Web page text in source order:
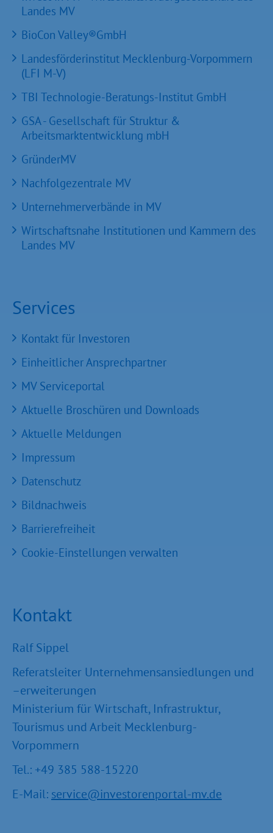
Landes MV
BioCon Valley®GmbH
Landesförderinstitut Mecklenburg-Vorpommern
(LFI M-V)
TBI Technologie-Beratungs-Institut GmbH
GSA - Gesellschaft für Struktur &
Arbeitsmarktentwicklung mbH
GründerMV
Nachfolgezentrale MV
Unternehmerverbände in MV
Wirtschaftsnahe Institutionen und Kammern des
Landes MV
Services
Kontakt für Investoren
Einheitlicher Ansprechpartner
MV Serviceportal
Aktuelle Broschüren und Downloads
Aktuelle Meldungen
Impressum
Datenschutz
Bildnachweis
Barrierefreiheit
Cookie-Einstellungen verwalten
Kontakt
Ralf Sippel
Referatsleiter Unternehmensansiedlungen und
–erweiterungen
Ministerium für Wirtschaft, Infrastruktur,
Tourismus und Arbeit Mecklenburg-
Vorpommern
Tel.: +49 385 588-15220
E-Mail: service@investorenportal-mv.de